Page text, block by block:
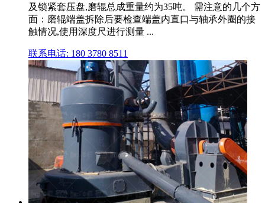
及锁紧套压盘,磨辊总成重量约为35吨。 需注意的几个方
面：磨辊端盖拆除后要检查端盖内直口与轴承外圈的接
触情况,使用深度尺进行测量 ...
联系电话: 180 3780 8511